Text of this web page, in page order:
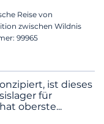
Reise von
zwischen Wildnis
99965
ist dieses
für
oberste...